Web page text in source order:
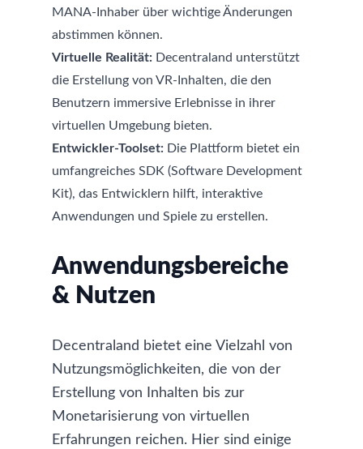
MANA-Inhaber über wichtige Änderungen
abstimmen können.
Virtuelle Realität: Decentraland unterstützt
die Erstellung von VR-Inhalten, die den
Benutzern immersive Erlebnisse in ihrer
virtuellen Umgebung bieten.
Entwickler-Toolset: Die Plattform bietet ein
umfangreiches SDK (Software Development
Kit), das Entwicklern hilft, interaktive
Anwendungen und Spiele zu erstellen.
Anwendungsbereiche
& Nutzen
Decentraland bietet eine Vielzahl von
Nutzungsmöglichkeiten, die von der
Erstellung von Inhalten bis zur
Monetarisierung von virtuellen
Erfahrungen reichen. Hier sind einige